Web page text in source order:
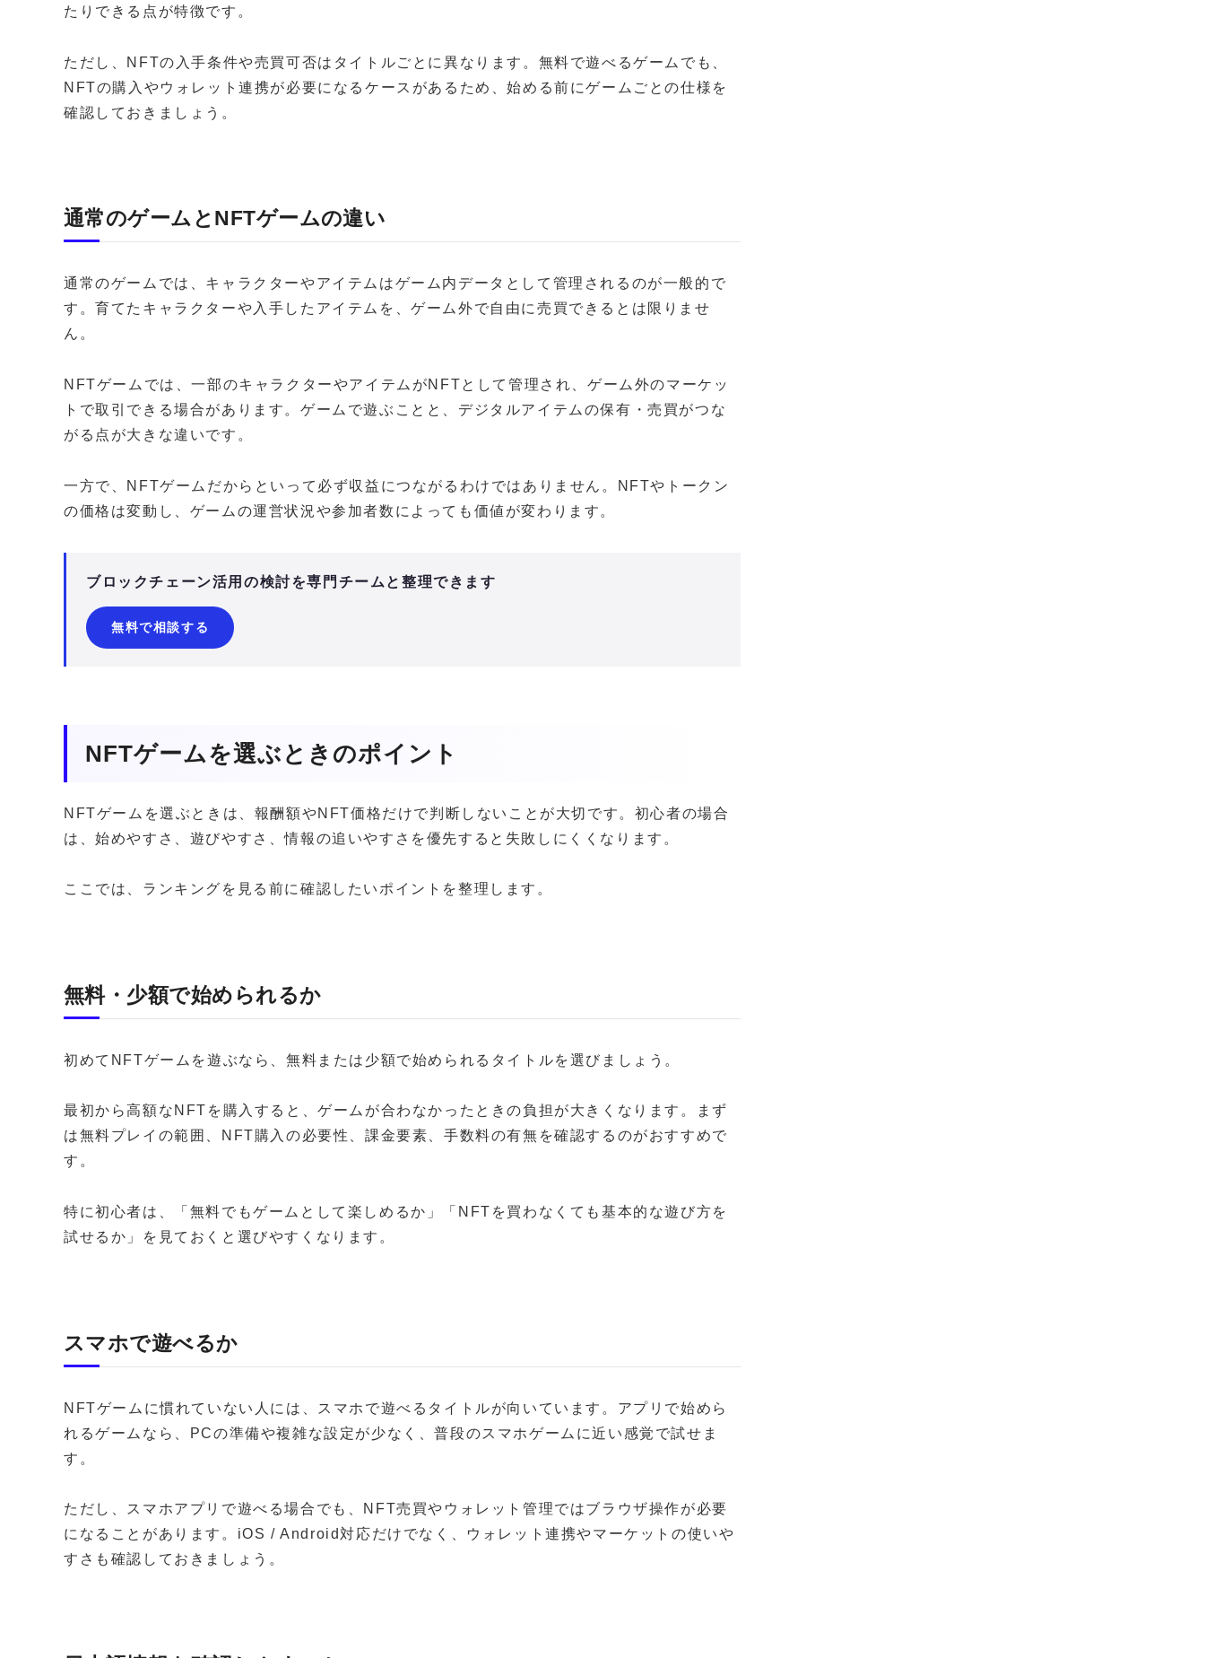
たりできる点が特徴です。
ただし、NFTの入手条件や売買可否はタイトルごとに異なります。無料で遊べるゲームでも、
NFTの購入やウォレット連携が必要になるケースがあるため、始める前にゲームごとの仕様を
確認しておきましょう。
通常のゲームとNFTゲームの違い
通常のゲームでは、キャラクターやアイテムはゲーム内データとして管理されるのが一般的で
す。育てたキャラクターや入手したアイテムを、ゲーム外で自由に売買できるとは限りませ
ん。
NFTゲームでは、一部のキャラクターやアイテムがNFTとして管理され、ゲーム外のマーケッ
トで取引できる場合があります。ゲームで遊ぶことと、デジタルアイテムの保有・売買がつな
がる点が大きな違いです。
一方で、NFTゲームだからといって必ず収益につながるわけではありません。NFTやトークン
の価格は変動し、ゲームの運営状況や参加者数によっても価値が変わります。
ブロックチェーン活用の検討を専門チームと整理できます
無料で相談する
NFTゲームを選ぶときのポイント
NFTゲームを選ぶときは、報酬額やNFT価格だけで判断しないことが大切です。初心者の場合
は、始めやすさ、遊びやすさ、情報の追いやすさを優先すると失敗しにくくなります。
ここでは、ランキングを見る前に確認したいポイントを整理します。
無料・少額で始められるか
初めてNFTゲームを遊ぶなら、無料または少額で始められるタイトルを選びましょう。
最初から高額なNFTを購入すると、ゲームが合わなかったときの負担が大きくなります。まず
は無料プレイの範囲、NFT購入の必要性、課金要素、手数料の有無を確認するのがおすすめで
す。
特に初心者は、「無料でもゲームとして楽しめるか」「NFTを買わなくても基本的な遊び方を
試せるか」を見ておくと選びやすくなります。
スマホで遊べるか
NFTゲームに慣れていない人には、スマホで遊べるタイトルが向いています。アプリで始めら
れるゲームなら、PCの準備や複雑な設定が少なく、普段のスマホゲームに近い感覚で試せま
す。
ただし、スマホアプリで遊べる場合でも、NFT売買やウォレット管理ではブラウザ操作が必要
になることがあります。iOS / Android対応だけでなく、ウォレット連携やマーケットの使いや
すさも確認しておきましょう。